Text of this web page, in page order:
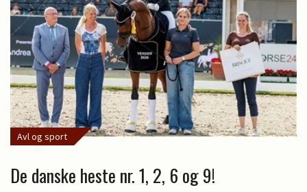
Avl og sport
De danske heste nr. 1, 2, 6 og 9!